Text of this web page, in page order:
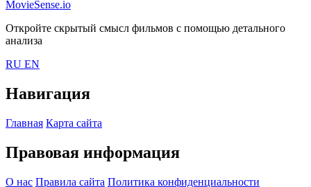
MovieSense.io
Откройте скрытый смысл фильмов с помощью детального
анализа
RU EN
Навигация
Главная Карта сайта
Правовая информация
О нас Правила сайта Политика конфиденциальности